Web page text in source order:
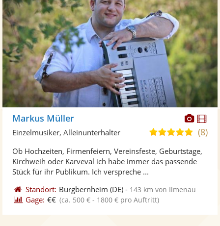
Fotos
Markus Müller
4,9
5
(8)
Einzelmusiker, Alleinunterhalter
Ob Hochzeiten, Firmenfeiern, Vereinsfeste, Geburtstage,
Kirchweih oder Karveval ich habe immer das passende
Stück für ihr Publikum. Ich verspreche ...
Standort: Burgbernheim (DE) - 143 km von Ilmenau
Gage: €€ (ca. 500 € - 1800 € pro Auftritt)